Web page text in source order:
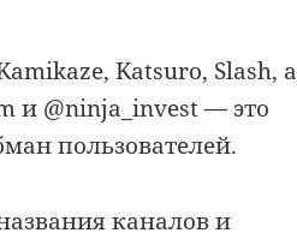
Katsuro, Slash, а
и @ninja_invest — это
пользователей.
каналов и